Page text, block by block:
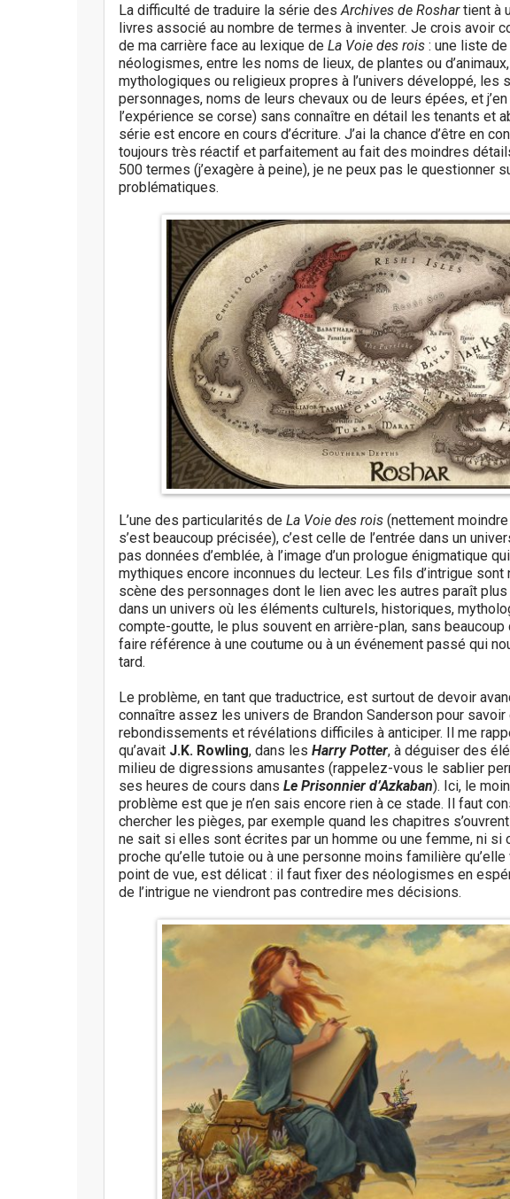
La difficulté de traduire la série des Archives de Roshartient à
livres associé au nombre de termes à inventer. Je crois avoir
de ma carrière face au lexique de La Voie des rois : une liste
néologismes, entre les noms de lieux, de plantes ou
mythologiques ou religieux propres à l’univers développé, les
personnages, noms de leurs chevaux ou de leurs épées, et
l’expérience se corse) sans connaître en détail les tenants et
série est encore en cours d’écriture. J’ai la chance d’être en
toujours très réactif et parfaitement au fait des moindres
500 termes (j’exagère à peine), je ne peux pas le questionner
problématiques.
L’une des particularités de La Voie des rois (nettement
s’est beaucoup précisée), c’est celle de l’entrée dans un
pas données d’emblée, à l’image d’un prologue énigmatique
mythiques encore inconnues du lecteur. Les fils d’intrigue
scène des personnages dont le lien avec les autres paraît
dans un univers où les éléments culturels, historiques,
compte-goutte, le plus souvent en arrière-plan, sans beaucoup
faire référence à une coutume ou à un événement passé qui
tard.
Le problème, en tant que traductrice, est surtout de devoir
connaître assez les univers de Brandon Sanderson pour savoir
rebondissements et révélations difficiles à anticiper. Il me
qu’avait J.K. Rowling, dans les Harry Potter, à déguiser des
milieu de digressions amusantes (rappelez-vous le sablier
ses heures de cours dans Le Prisonnier d’Azkaban). Ici, le
problème est que je n’en sais encore rien à ce stade. Il faut
chercher les pièges, par exemple quand les chapitres
ne sait si elles sont écrites par un homme ou une femme, ni si
proche qu’elle tutoie ou à une personne moins familière
point de vue, est délicat : il faut fixer des néologismes en
de l’intrigue ne viendront pas contredire mes décisions.